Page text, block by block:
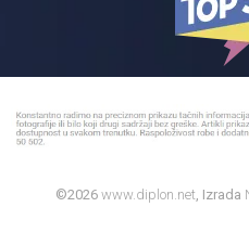
©2026 www.diplon.net , Izrada